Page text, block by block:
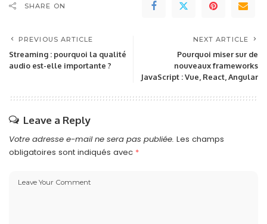
SHARE ON
PREVIOUS ARTICLE
Streaming : pourquoi la qualité
audio est-elle importante ?
NEXT ARTICLE
Pourquoi miser sur de
nouveaux frameworks
JavaScript : Vue, React, Angular
Leave a Reply
Votre adresse e-mail ne sera pas publiée. Les champs
obligatoires sont indiqués avec *